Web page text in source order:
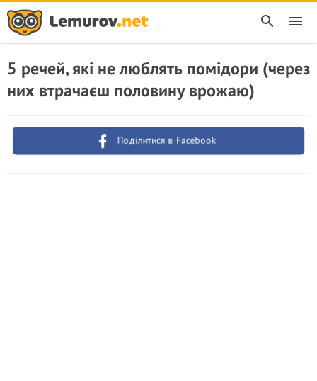
5 речей, які не люблять помідори (через
них втрачаєш половину врожаю)
Поділитися в Facebook